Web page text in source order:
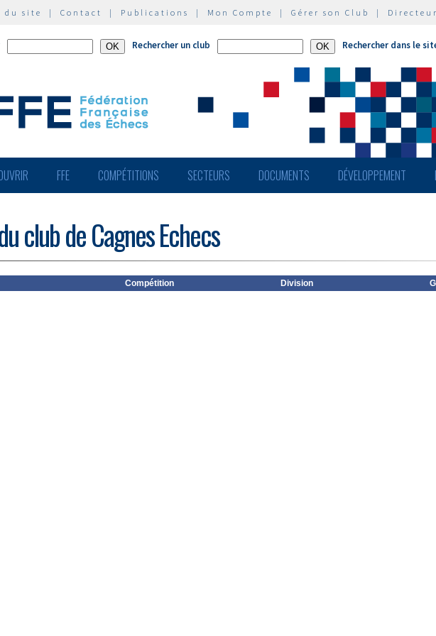
du site | Contact | Publications | Mon Compte | Gérer son Club |
Rechercher un club Rechercher dans le
FFE COMPÉTITIONS SECTEURS DOCUMENTS DÉVELOPPEMENT
club de Cagnes Echecs
Compétition Division